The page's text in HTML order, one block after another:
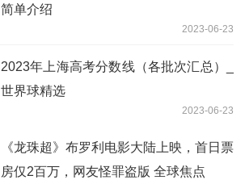
简单介绍
2023-06-23
2023年上海高考分数线（各批次汇总）_
世界球精选
2023-06-23
《龙珠超》布罗利电影大陆上映，首日票
房仅2百万，网友怪罪盗版 全球焦点